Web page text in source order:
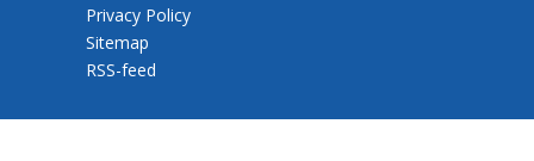
Privacy Policy
Sitemap
RSS-feed